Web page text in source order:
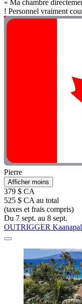
« Ma chambre
! Personnel vraiment
Pierre
Afficher moins
379 $ CA
525 $ CA au total
(taxes et frais compris)
Du 7 sept. au 8 sept.
OUTRIGGER